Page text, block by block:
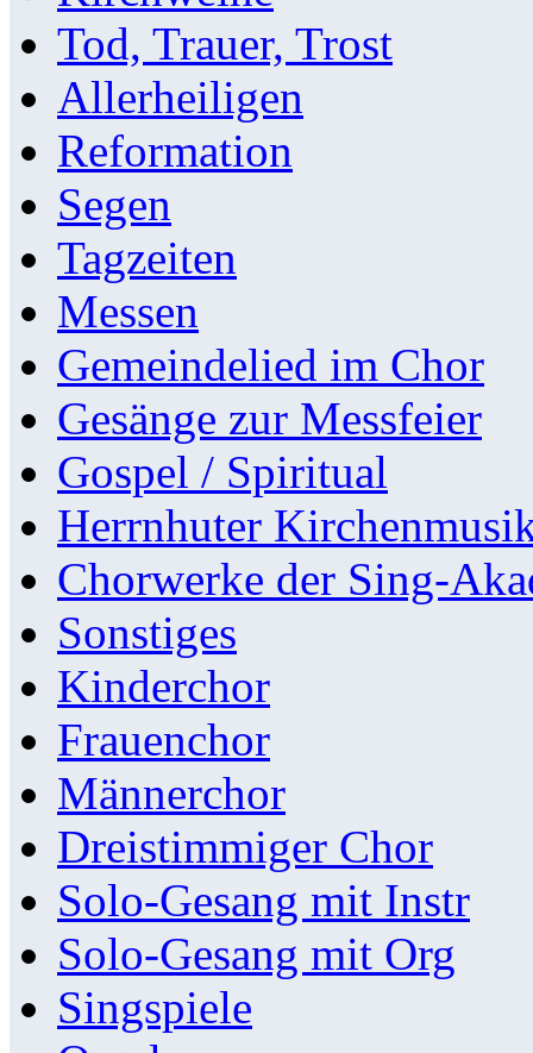
Tod, Trauer, Trost
Allerheiligen
Reformation
Segen
Tagzeiten
Messen
Gemeindelied im Chor
Gesänge zur Messfeier
Gospel / Spiritual
Herrnhuter
Chorwerke der Sing-
Sonstiges
Kinderchor
Frauenchor
Männerchor
Dreistimmiger Chor
Solo-Gesang mit Instr
Solo-Gesang mit Org
Singspiele